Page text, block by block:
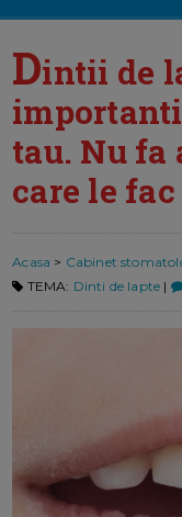
Dintii de
tau. Nu fa
care le
Acasa > Cabinet
TEMA: Dinti de lapte |